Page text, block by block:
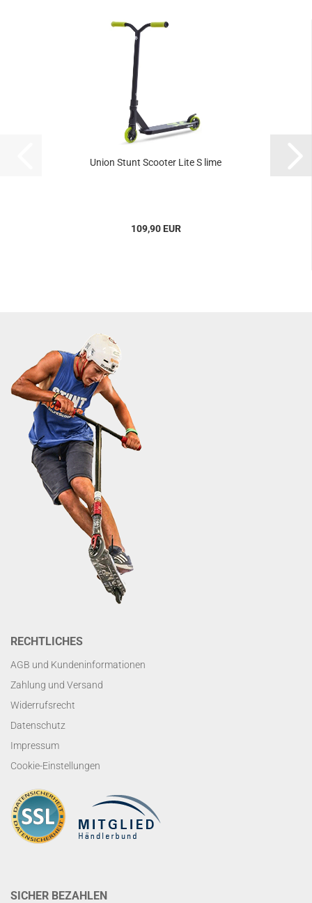
Union Stunt Scooter Lite S lime
109,90 EUR
RECHTLICHES
AGB und Kundeninformationen
Zahlung und Versand
Widerrufsrecht
Datenschutz
Impressum
Cookie-Einstellungen
SICHER BEZAHLEN